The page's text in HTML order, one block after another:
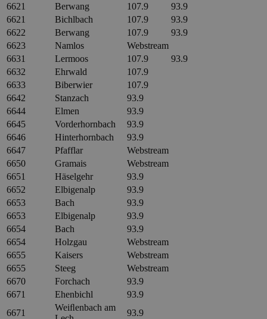
6621
Berwang 107.9
93.9
6621
Bichlbach 107.9
93.9
6622
Berwang 107.9
93.9
6623
Namlos
Webstream
6631
Lermoos 107.9
93.9
6632
Ehrwald
107.9
6633
Biberwier
107.9
6642
Stanzach
93.9
6644
Elmen
93.9
6645
Vorderhornbach
93.9
6646
Hinterhornbach
93.9
6647
Pfafflar
Webstream
6650
Gramais
Webstream
6651
Häselgehr
93.9
6652
Elbigenalp
93.9
6653
Bach
93.9
6653
Elbigenalp
93.9
6654
Bach
93.9
6654
Holzgau
Webstream
6655
Kaisers
Webstream
6655
Steeg
Webstream
6670
Forchach
93.9
6671
Ehenbichl
93.9
6671
Weiﬂenbach am
93.9